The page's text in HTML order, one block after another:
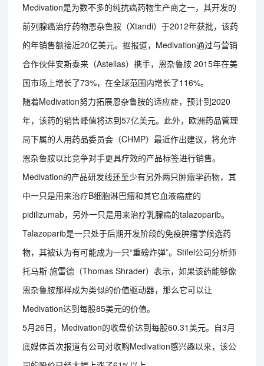
Medivation是为数不多的纯抗癌药物生产商之一，其开发的
前列腺癌治疗药物恩杂鲁胺（Xtandi）于2012年获批，该药
的年销售额接近20亿美元。据报道，Medivation通过与营销
合作伙伴安斯泰来（Astellas）携手，恩杂鲁胺 2015年在美
国市场上增长了73%，在全球范围内增长了116%。
随着Medivation努力拓展恩杂鲁胺的适应症，预计到2020
年，该药的销售峰值将达到57亿美元。此外，欧洲药品管理
局下属的人用药品委员会（CHMP）最近作出建议，将允许
恩杂鲁胺以比竞争对手更具疗效的产品标签进行销售。
Medivation的产品研发线还至少有另外两只肿瘤学药物，其
中一只是用来治疗B细胞淋巴瘤和其它血液癌症的
pidilizumab，另外一只是用来治疗乳腺癌的talazoparib。
Talazoparib是一只处于后期开发阶段的免疫肿瘤学候选药
物，其被认为有可能成为一只“重磅炸弹”。Stifel公司分析师
托马斯·施雷德（Thomas Shrader）表示，如果该药能够像
恩杂鲁胺那样成为类似的价值驱动器，那么它可以让
Medivation达到每股85美元的价值。
5月26日，Medivation的收盘价达到每股60.31美元。自3月
底媒体首次报道有公司对收购Medivation感兴趣以来，该公